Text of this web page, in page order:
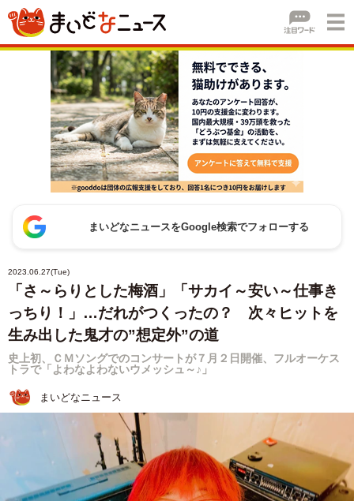
まいどなニュースをGoogle検索でフォローする
2023.06.27(Tue)
「さ～らりとした梅酒」「サカイ～安い～仕事き
っちり！」…だれがつくったの？ 次々ヒットを
生み出した鬼才の”想定外”の道
史上初、ＣＭソングでのコンサートが７月２日開催、フルオーケス
トラで「よわなよわないウメッシュ～♪」
まいどなニュース